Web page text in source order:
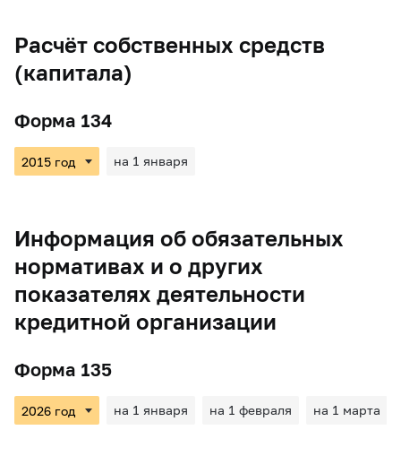
Расчёт собственных средств
(капитала)
Форма 134
на 1 января
Информация об обязательных
нормативах и о других
показателях деятельности
кредитной организации
Форма 135
на 1 января на 1 февраля на 1 марта